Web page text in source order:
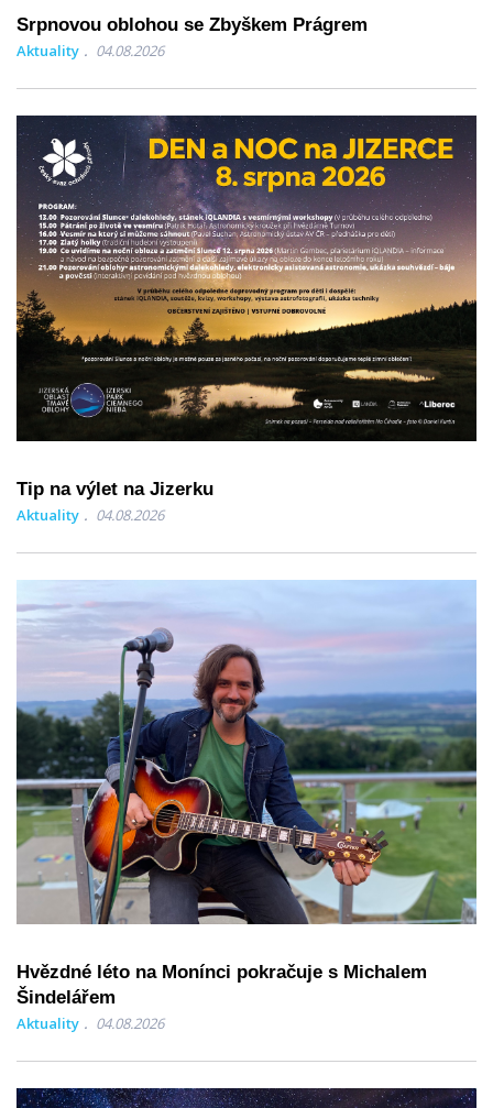
Srpnovou oblohou se Zbyškem Prágrem
Aktuality 04.08.2026
Tip na výlet na Jizerku
Aktuality 04.08.2026
Hvězdné léto na Monínci pokračuje s Michalem
Šindelářem
Aktuality 04.08.2026